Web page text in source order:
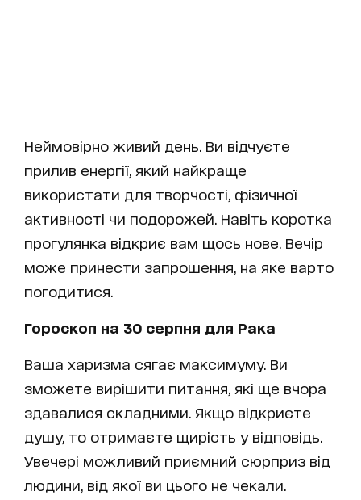
Неймовірно живий день. Ви відчуєте
прилив енергії, який найкраще
використати для творчості, фізичної
активності чи подорожей. Навіть коротка
прогулянка відкриє вам щось нове. Вечір
може принести запрошення, на яке варто
погодитися.
Гороскоп на 30 серпня для Рака
Ваша харизма сягає максимуму. Ви
зможете вирішити питання, які ще вчора
здавалися складними. Якщо відкриєте
душу, то отримаєте щирість у відповідь.
Увечері можливий приємний сюрприз від
людини, від якої ви цього не чекали.